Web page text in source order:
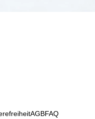
AGBFAQ